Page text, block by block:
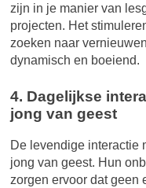
zijn in je manier van
projecten. Het
zoeken naar
dynamisch en boeiend.
4. Dagelijkse
jong van geest
De levendige interactie
jong van geest. Hun
zorgen ervoor dat geen